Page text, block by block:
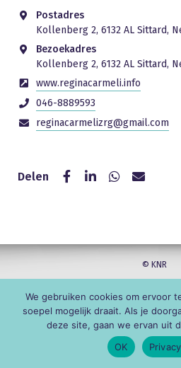
Postadres
Kollenberg 2, 6132 AL Sittard,
Bezoekadres
Kollenberg 2, 6132 AL Sittard,
www.reginacarmeli.info
046-8889593
reginacarmelizrg@gmail.com
Delen
© KNR
We gebruiken cookies om ervoor
soepel mogelijk draait. Als je
deze site, gaan we ervan uit
OK